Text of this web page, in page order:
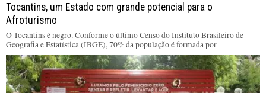
Tocantins, um Estado com grande potencial para o
Afroturismo
O Tocantins é negro. Conforme o último Censo do Instituto Brasileiro de
Geografia e Estatística (IBGE), 70% da população é formada por